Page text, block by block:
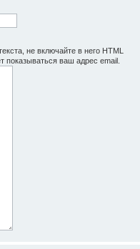
не включайте в него HTML
показываться ваш адрес email.